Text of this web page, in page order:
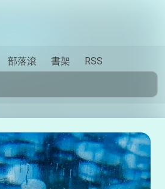
部落滾 書架 RSS